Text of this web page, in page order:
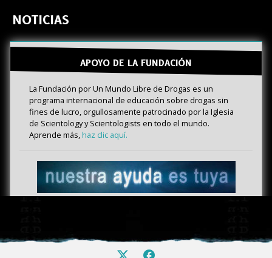
NOTICIAS
APOYO DE LA FUNDACIÓN
La Fundación por Un Mundo Libre de Drogas es un
programa internacional de educación sobre drogas sin
fines de lucro, orgullosamente patrocinado por la Iglesia
de Scientology y Scientologists en todo el mundo.
Aprende más,haz clic aquí.